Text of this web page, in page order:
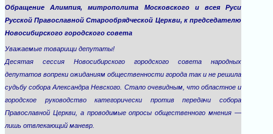
Обращение Алимпия, митрополита Московского и всея Руси
Русской Православной Старообрядческой Церкви, к председателю
Новосибирского городского совета
Уважаемые товарищи депутаты!
Десятая сессия Новосибирского городского совета народных
депутатов вопреки ожиданиям общественности города так и не решила
судьбу собора Александра Невского. Стало очевидным, что областное и
городское руководство категорически против передачи собора
Православной Церкви, а проводимые опросы общественного мнения —
лишь отвлекающий маневр.